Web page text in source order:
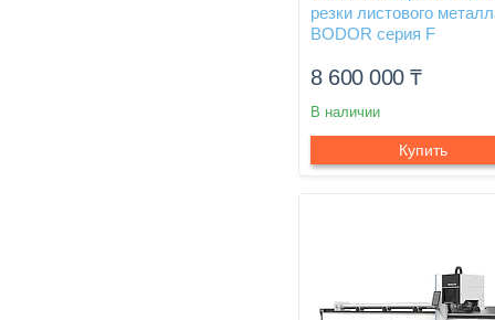
резки листового
BODOR серия F
8 600 000₸
В наличии
Купить